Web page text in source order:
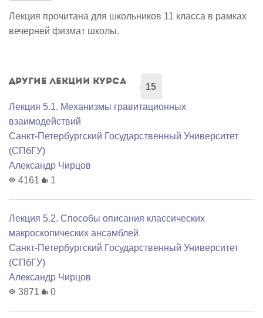
Лекция прочитана для школьников 11 класса в рамках
вечерней физмат школы.
Другие лекции курса
15
Лекция 5.1. Механизмы гравитационных
взаимодействий
Санкт-Петербургский Государственный Университет
(СПбГУ)
Александр Чирцов
4161
1
Лекция 5.2. Способы описания классических
макроскопических ансамблей
Санкт-Петербургский Государственный Университет
(СПбГУ)
Александр Чирцов
3871
0